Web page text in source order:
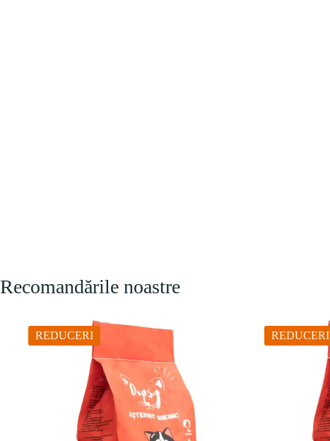
Recomandările noastre
REDUCERI REDUCERI